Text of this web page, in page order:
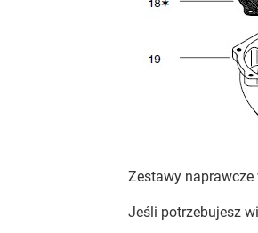
Zestawy
Jeśli potrzebujesz